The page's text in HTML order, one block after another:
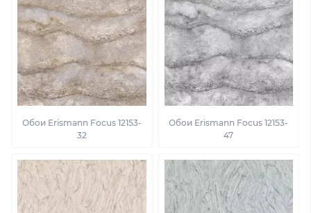
Обои Erismann Focus 12153-
32
Обои Erismann Focus 12153-
47